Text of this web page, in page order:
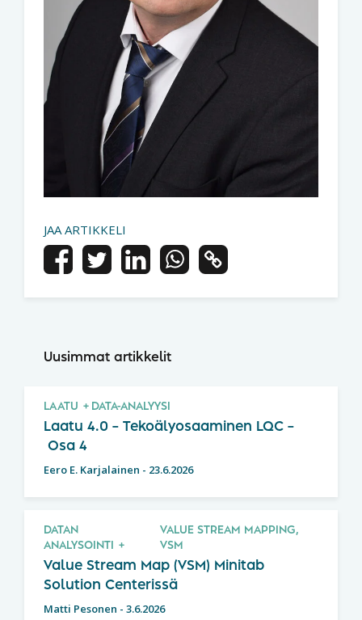
JAA ARTIKKELI
Uusimmat artikkelit
LAATU DATA-ANALYYSI
Laatu 4.0 – Tekoälyosaaminen LQC –
Osa 4
Eero E. Karjalainen - 23.6.2026
DATAN
ANALYSOINTI
VALUE STREAM MAPPING,
VSM
Value Stream Map (VSM) Minitab
Solution Centerissä
Matti Pesonen - 3.6.2026